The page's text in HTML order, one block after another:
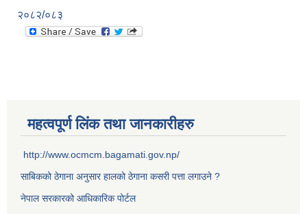
२०८२/०८३
महत्वपूर्ण लिंक तथा जानकारीहरु
http://www.ocmcm.bagamati.gov.np/
साबिकको ठेगाना अनुसार हालको ठेगाना कसरी पत्ता लगाउने ?
नेपाल सरकारको आधिकारिक पोर्टल